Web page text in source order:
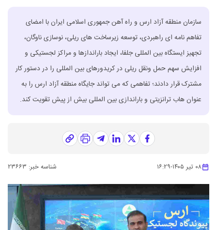
سازمان منطقه آزاد ارس و راه‌ آهن جمهوری اسلامی ایران با امضای
تفاهم‌ نامه ‌ای راهبردی، توسعه زیرساخت‌ های ریلی، نوسازی ناوگان،
تجهیز ایستگاه بین‌ المللی جلفا، ایجاد باراندازها و مراکز لجستیکی و
افزایش سهم حمل ‌ونقل ریلی در کریدورهای بین ‌المللی را در دستور کار
مشترک قرار دادند؛ تفاهمی که می ‌تواند جایگاه منطقه آزاد ارس را به
عنوان هاب ترانزیتی و باراندازی بین ‌المللی بیش از پیش تقویت کند.
۰۸ تیر ۱۴۰۵ -۱۶:۲۹ شناسه خبر: ۲۳۶۶۳